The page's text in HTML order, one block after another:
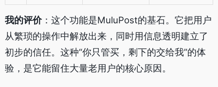
我的评价：这个功能是MuluPost的基石。它把用户
从繁琐的操作中解放出来，同时用信息透明建立了
初步的信任。这种“你只管买，剩下的交给我”的体
验，是它能留住大量老用户的核心原因。